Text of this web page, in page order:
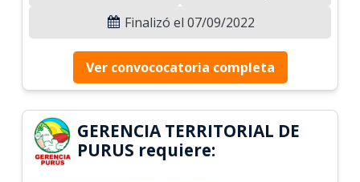
Finalizó el 07/09/2022
Ver convococatoria completa
GERENCIA TERRITORIAL DE
PURUS requiere: